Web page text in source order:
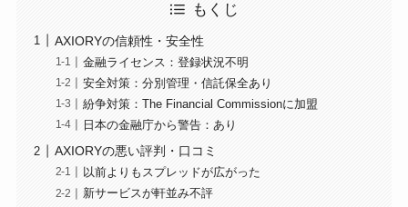
もくじ
AXIORYの信頼性・安全性
金融ライセンス：登録状況不明
安全対策：分別管理・信託保全あり
紛争対策：The Financial Commissionに加盟
日本の金融庁から警告：あり
AXIORYの悪い評判・口コミ
以前よりもスプレッドが広がった
新サービスが軒並み不評